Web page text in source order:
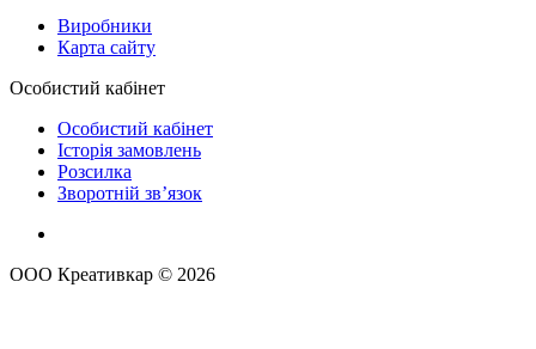
Виробники
Карта сайту
Особистий кабінет
Особистий кабінет
Історія замовлень
Розсилка
Зворотній зв’язок
ООО Креативкар © 2026